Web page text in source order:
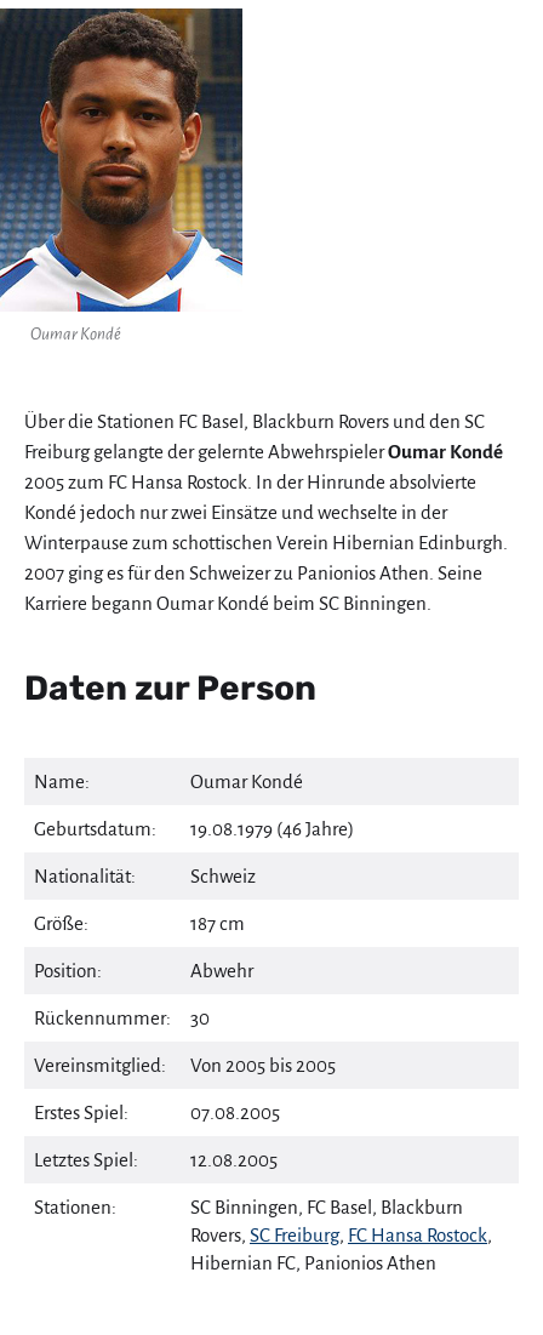
Oumar Kondé
Über die Stationen FC Basel, Blackburn Rovers und den SC
Freiburg gelangte der gelernte AbwehrspielerOumar Kondé
2005 zum FC Hansa Rostock. In der Hinrunde absolvierte
Kondé jedoch nur zwei Einsätze und wechselte in der
Winterpause zum schottischen Verein Hibernian Edinburgh.
2007 ging es für den Schweizer zu Panionios Athen. Seine
Karriere begann Oumar Kondé beim SC Binningen.
Daten zur Person
Name: Oumar Kondé
Geburtsdatum: 19.08.1979 (46 Jahre)
Nationalität: Schweiz
Größe: 187 cm
Position: Abwehr
Rückennummer: 30
Vereinsmitglied: Von 2005 bis 2005
Erstes Spiel: 07.08.2005
Letztes Spiel: 12.08.2005
Stationen:
SC Binningen, FC Basel, Blackburn
Rovers, SC Freiburg, FC Hansa Rostock,
Hibernian FC, Panionios Athen